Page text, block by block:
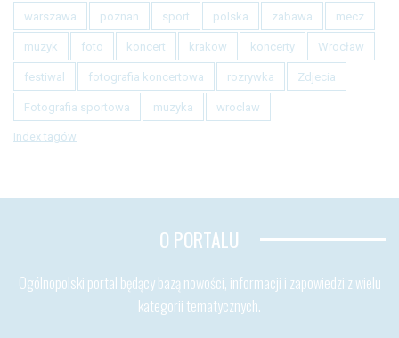
warszawa poznan sport polska zabawa mecz
muzyk foto koncert krakow koncerty Wrocław
festiwal fotografia koncertowa rozrywka Zdjecia
Fotografia sportowa muzyka wroclaw
Index tagów
O PORTALU
Ogólnopolski portal będący bazą nowości, informacji i zapowiedzi z wielu
kategorii tematycznych.